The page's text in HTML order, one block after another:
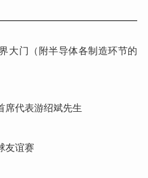
大门（附半导体各制造环节的
席代表游绍斌先生
友谊赛